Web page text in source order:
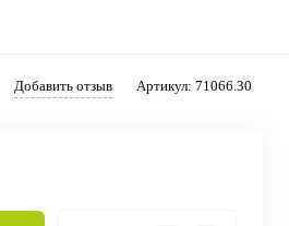
Добавить отзыв Артикул: 71066.30